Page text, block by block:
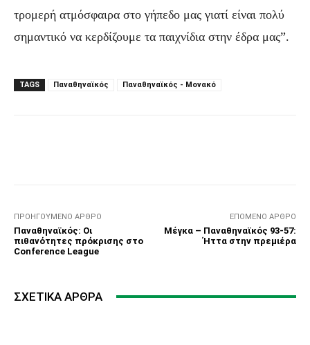
τρομερή ατμόσφαιρα στο γήπεδο μας γιατί είναι πολύ
σημαντικό να κερδίζουμε τα παιχνίδια στην έδρα μας”.
TAGS Παναθηναϊκός Παναθηναϊκός - Μονακό
ΠΡΟΗΓΟΎΜΕΝΟ ΆΡΘΡΟ
Παναθηναϊκός: Οι
πιθανότητες πρόκρισης στο
Conference League
ΕΠΌΜΕΝΟ ΆΡΘΡΟ
Μέγκα – Παναθηναϊκός 93-57:
Ήττα στην πρεμιέρα
ΣΧΕΤΙΚΆ ΆΡΘΡΑ